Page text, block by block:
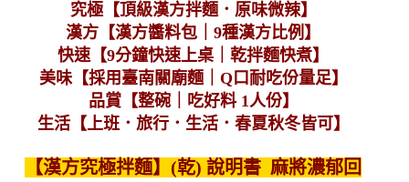
究極【頂級漢方拌麵．原味微辣】
漢方【漢方醬料包｜9種漢方比例】
快速【9分鐘快速上桌｜乾拌麵快煮】
美味【採用臺南關廟麵｜Q口耐吃份量足】
品賞【整碗｜吃好料 1人份】
生活【上班．旅行．生活．春夏秋冬皆可】
【漢方究極拌麵】(乾) 說明書 麻將濃郁回